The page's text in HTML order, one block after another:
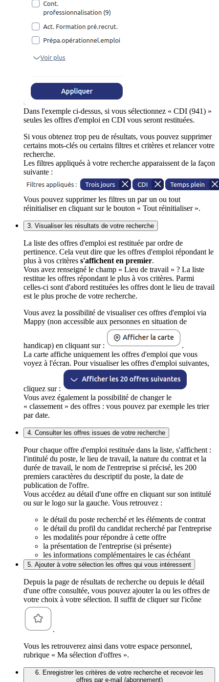
Dans l'exemple ci-dessus, si vous sélectionnez « CDI (941) »
seules les offres d'emploi en CDI vous seront restituées.
Si vous obtenez trop peu de résultats, vous pouvez supprimer
certains mots-clés ou certains filtres et critères et relancer votre
recherche.
Les filtres appliqués à votre recherche apparaissent de la façon
suivante :
Vous pouvez supprimer les filtres un par un ou tout
réinitialiser en cliquant sur le bouton « Tout réinitialiser ».
3. Visualiser les résultats de votre recherche
La liste des offres d'emploi est restituée par ordre de
pertinence. Cela veut dire que les offres d'emploi répondant le
plus à vos critères s'affichent en premier.
Vous avez renseigné le champ « Lieu de travail » ? La liste
restitue les offres répondant le plus à vos critères. Parmi
celles-ci sont d'abord restituées les offres dont le lieu de travail
est le plus proche de votre recherche.
Vous avez la possibilité de visualiser ces offres d'emploi via
Mappy (non accessible aux personnes en situation de
handicap) en cliquant sur :
.
La carte affiche uniquement les offres d'emploi que vous
voyez à l'écran. Pour visualiser les offres d'emploi suivantes,
cliquez sur :
Vous avez également la possibilité de changer le
« classement » des offres : vous pouvez par exemple les trier
par date.
4. Consulter les offres issues de votre recherche
Pour chaque offre d'emploi restituée dans la liste, s'affichent :
l'intitulé du poste, le lieu de travail, la nature du contrat et la
durée de travail, le nom de l'entreprise si précisé, les 200
premiers caractères du descriptif du poste, la date de
publication de l'offre.
Vous accédez au détail d'une offre en cliquant sur son intitulé
ou sur le logo sur la gauche. Vous retrouvez :
le détail du poste recherché et les éléments de contrat
le détail du profil du candidat recherché par l'entreprise
les modalités pour répondre à cette offre
la présentation de l'entreprise (si présente)
les informations complémentaires le cas échéant
5. Ajouter à votre sélection les offres qui vous intéressent
Depuis la page de résultats de recherche ou depuis le détail
d'une offre consultée, vous pouvez ajouter la ou les offres de
votre choix à votre sélection. Il suffit de cliquer sur l'icône
.
Vous les retrouverez ainsi dans votre espace personnel,
rubrique « Ma sélection d'offres ».
6. Enregistrer les critères de votre recherche et recevoir les
offres par e-mail (abonnement)